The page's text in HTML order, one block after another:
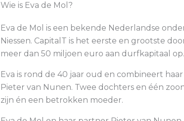
Wie is Eva de Mol?
Eva de Mol is een bekende Nederlandse
Niessen. CapitalT is het eerste en grootste
meer dan 50 miljoen euro aan durfkapitaal op.
Eva is rond de 40 jaar oud en combineert
Pieter van Nunen. Twee dochters en één
zijn én een betrokken moeder.